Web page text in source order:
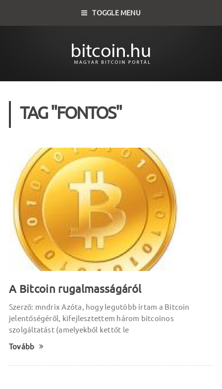
TOGGLE MENU
TAG "FONTOS"
A Bitcoin rugalmasságáról
Szerző: mndrix Azóta, hogy legutóbb írtam a Bitcoin
jelentőségéről, kifejlesztettem három bitcoinos
szolgáltatást (amelyekből kettőt le
Tovább